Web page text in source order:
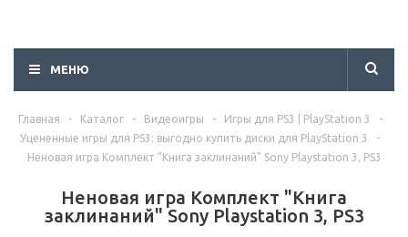
МЕНЮ
Главная - Каталог - Видеоигры - Игры для PS3 | PlayStation 3
-
Уцененные игры для PS3: выгодно купить диски для PlayStation 3
-
Неновая игра Комплект "Книга заклинаний" Sony Playstation 3, PS3
Неновая игра Комплект "Книга
заклинаний" Sony Playstation 3, PS3